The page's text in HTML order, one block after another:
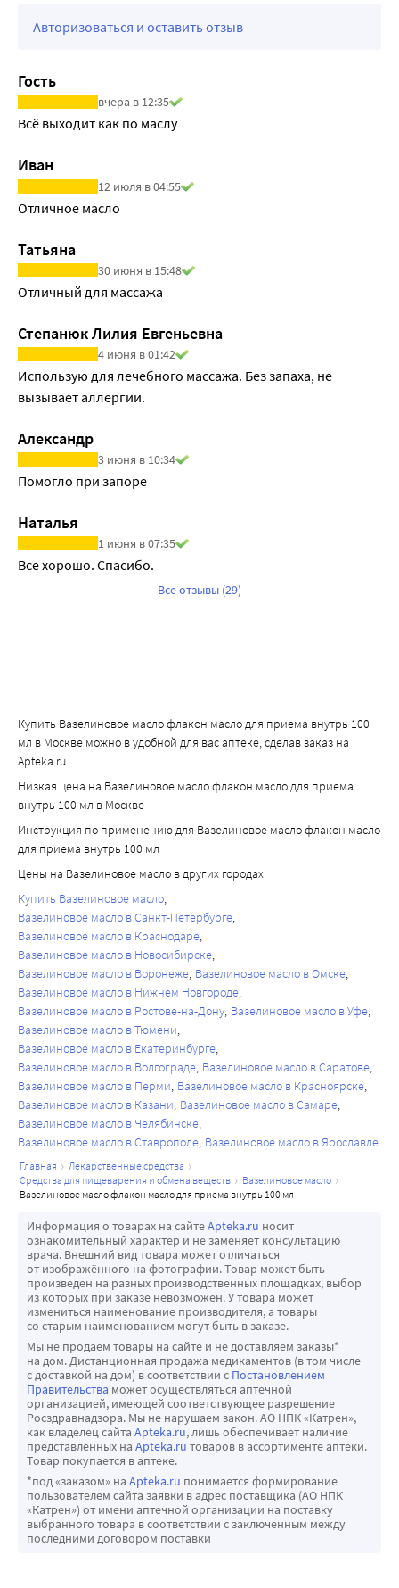
Авторизоваться и оставить отзыв
Гость
вчера в 12:35
Всё выходит как по маслу
Иван
12 июля в 04:55
Отличное масло
Татьяна
30 июня в 15:48
Отличный для массажа
Степанюк Лилия Евгеньевна
4 июня в 01:42
Использую для лечебного массажа. Без запаха, не
вызывает аллергии.
Александр
3 июня в 10:34
Помогло при запоре
Наталья
1 июня в 07:35
Все хорошо. Спасибо.
Все отзывы (29)
Купить Вазелиновое масло флакон масло для приема внутрь 100
мл в Москве можно в удобной для вас аптеке, сделав заказ на
Apteka.ru.
Низкая цена на Вазелиновое масло флакон масло для приема
внутрь 100 мл в Москве
Инструкция по применению для Вазелиновое масло флакон масло
для приема внутрь 100 мл
Цены на Вазелиновое масло в других городах
Купить Вазелиновое масло
Вазелиновое масло в Санкт-Петербурге
Вазелиновое масло в Краснодаре
Вазелиновое масло в Новосибирске
Вазелиновое масло в Воронеже Вазелиновое масло в Омске
Вазелиновое масло в Нижнем Новгороде
Вазелиновое масло в Ростове-на-Дону Вазелиновое масло в Уфе
Вазелиновое масло в Тюмени
Вазелиновое масло в Екатеринбурге
Вазелиновое масло в Волгограде Вазелиновое масло в Саратове
Вазелиновое масло в Перми Вазелиновое масло в Красноярске
Вазелиновое масло в Казани Вазелиновое масло в Самаре
Вазелиновое масло в Челябинске
Вазелиновое масло в Ставрополе Вазелиновое масло в Ярославле
главная
лекарственные средства
средства для пищеварения и обмена веществ
вазелиновое масло
вазелиновое масло флакон масло для приема внутрь 100 мл
Информация о товарах на сайтеApteka.ru носит
ознакомительный характер и не заменяет консультацию
врача. Внешний вид товара может отличаться
от изображённого на фотографии. Товар может быть
произведен на разных производственных площадках, выбор
из которых при заказе невозможен. У товара может
измениться наименование производителя, а товары
со старым наименованием могут быть в заказе.
Мы не продаем товары на сайте и не доставляем заказы*
на дом. Дистанционная продажа медикаментов (в том числе
с доставкой на дом) в соответствии с Постановлением
Правительства может осуществляться аптечной
организацией, имеющей соответствующее разрешение
Росздравнадзора. Мы не нарушаем закон. АО НПК «Катрен»,
как владелец сайта Apteka.ru, лишь обеспечивает наличие
представленных на Apteka.ru товаров в ассортименте аптеки.
Товар покупается в аптеке.
*под «заказом» на Apteka.ru понимается формирование
пользователем сайта заявки в адрес поставщика (АО НПК
«Катрен») от имени аптечной организации на поставку
выбранного товара в соответствии с заключенным между
последними договором поставки